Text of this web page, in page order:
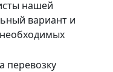
нашей
вариант и